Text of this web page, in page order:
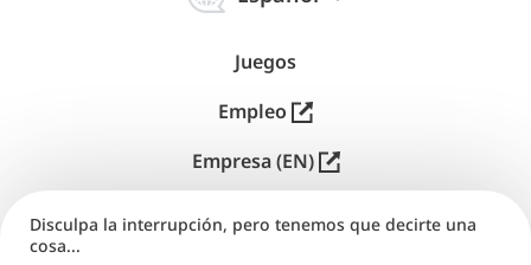
中
Juegos
Empleo
Empresa (EN)
Editores (EN)
Disculpa la interrupción, pero tenemos que decirte una
cosa...